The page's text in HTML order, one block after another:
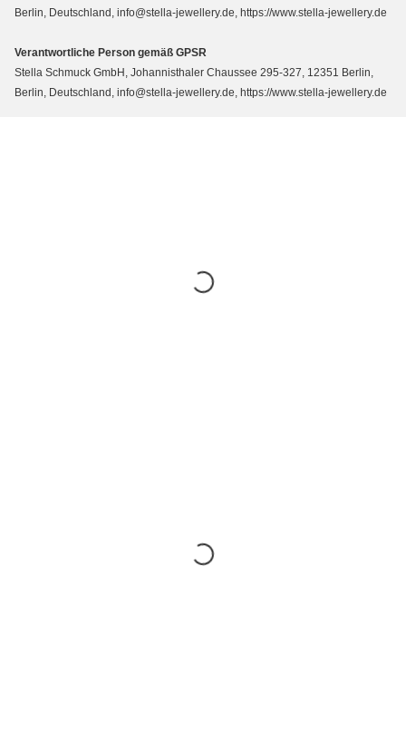
Berlin, Deutschland, info@stella-jewellery.de, https://www.stella-jewellery.de
Verantwortliche Person gemäß GPSR
Stella Schmuck GmbH, Johannisthaler Chaussee 295-327, 12351 Berlin,
Berlin, Deutschland, info@stella-jewellery.de, https://www.stella-jewellery.de